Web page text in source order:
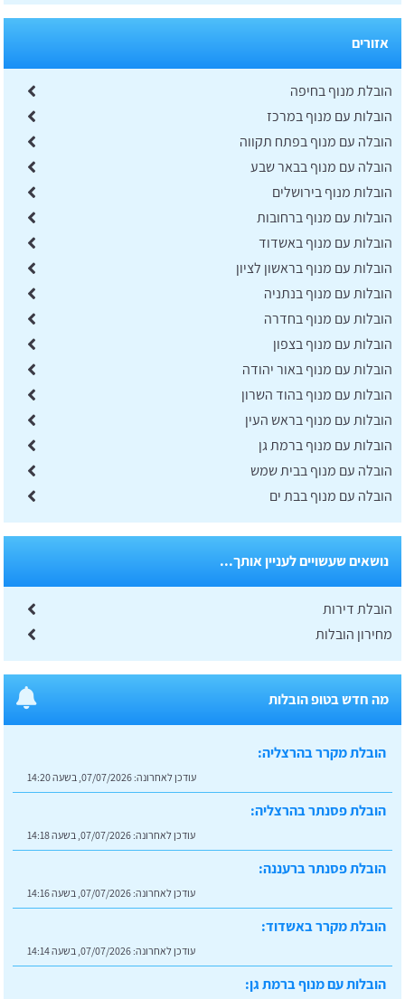
אזורים
הובלת מנוף בחיפה
הובלות עם מנוף במרכז
הובלה עם מנוף בפתח תקווה
הובלה עם מנוף בבאר שבע
הובלות מנוף בירושלים
הובלות עם מנוף ברחובות
הובלות עם מנוף באשדוד
הובלות עם מנוף בראשון לציון
הובלות עם מנוף בנתניה
הובלות עם מנוף בחדרה
הובלות עם מנוף בצפון
הובלות עם מנוף באור יהודה
הובלות עם מנוף בהוד השרון
הובלות עם מנוף בראש העין
הובלות עם מנוף ברמת גן
הובלה עם מנוף בבית שמש
הובלה עם מנוף בבת ים
נושאים שעשויים לעניין אותך...
הובלת דירות
מחירון הובלות
מה חדש בטופ הובלות
הובלת מקרר בהרצליה:
עודכן לאחרונה: 07/07/2026, בשעה 14:20
הובלת פסנתר בהרצליה:
עודכן לאחרונה: 07/07/2026, בשעה 14:18
הובלת פסנתר ברעננה:
עודכן לאחרונה: 07/07/2026, בשעה 14:16
הובלת מקרר באשדוד:
עודכן לאחרונה: 07/07/2026, בשעה 14:14
הובלות עם מנוף ברמת גן: